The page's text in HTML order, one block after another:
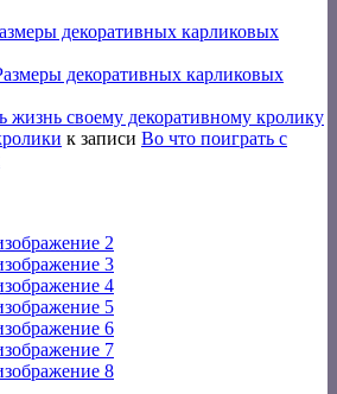
декоративных карликовых
декоративных карликовых
жизнь своему декоративному кролику
к записи Во что поиграть с